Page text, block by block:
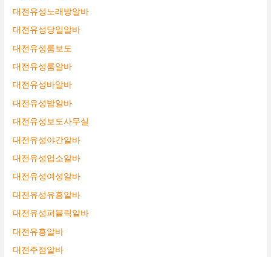
대전유성노래방알바
대전유성당일알바
대전유성룸보도
대전유성룸알바
대전유성바알바
대전유성밤알바
대전유성보도사무실
대전유성야간알바
대전유성업소알바
대전유성여성알바
대전유성유흥알바
대전유성퍼블릭알바
대전유흥알바
대전주점알바